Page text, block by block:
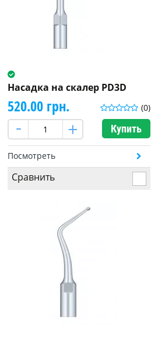
Насадка на скалер PD3D
(0)
520.00 грн.
Купить
Посмотреть
Сравнить